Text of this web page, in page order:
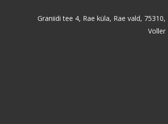
Graniidi tee 4, Rae küla, Rae vald,
Voller